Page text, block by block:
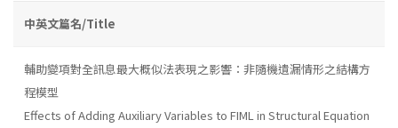
中英文篇名/Title
輔助變項對全訊息最大概似法表現之影響：非隨機遺漏情形之結構方
程模型
Effects of Adding Auxiliary Variables to FIML in Structural Equation